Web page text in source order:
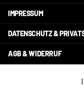
IMPRESSUM
DATENSCHUTZ &
AGB & WIDERRUF